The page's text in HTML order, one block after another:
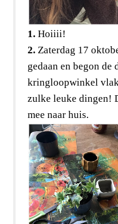
1.Hoiiii!
2. Zaterdag 17
gedaan en begon de
kringloopwinkel
zulke leuke dingen!
mee naar huis.